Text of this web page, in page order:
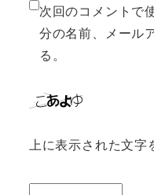
次回のコメントで
分の名前、メール
る。
上に表示された文字